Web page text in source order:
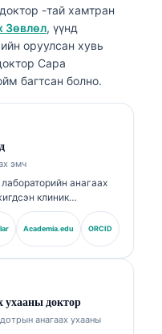
-тай хамтран
Зөвлөл, үүнд
оруулсан хувь
Сара
багтсан болно.
эмч
анагаах
клиник
туршлагатай,
клиник
юм. Kantesti AI
талаар эмнэлзүйн
Кляйн нь
лабораторийн
анагаах
Academia.edu ORCID
ухааны доктор
анагаах ухааны